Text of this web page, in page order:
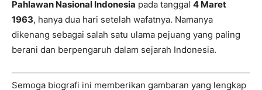
Pahlawan Nasional Indonesia pada tanggal 4 Maret
1963, hanya dua hari setelah wafatnya. Namanya
dikenang sebagai salah satu ulama pejuang yang paling
berani dan berpengaruh dalam sejarah Indonesia.
Semoga biografi ini memberikan gambaran yang lengkap